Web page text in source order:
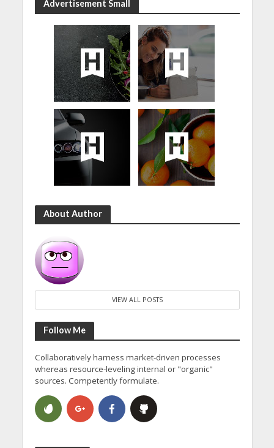
Advertisement Small
About Author
VIEW ALL POSTS
Follow Me
Collaboratively harness market-driven processes
whereas resource-leveling internal or "organic"
sources. Competently formulate.